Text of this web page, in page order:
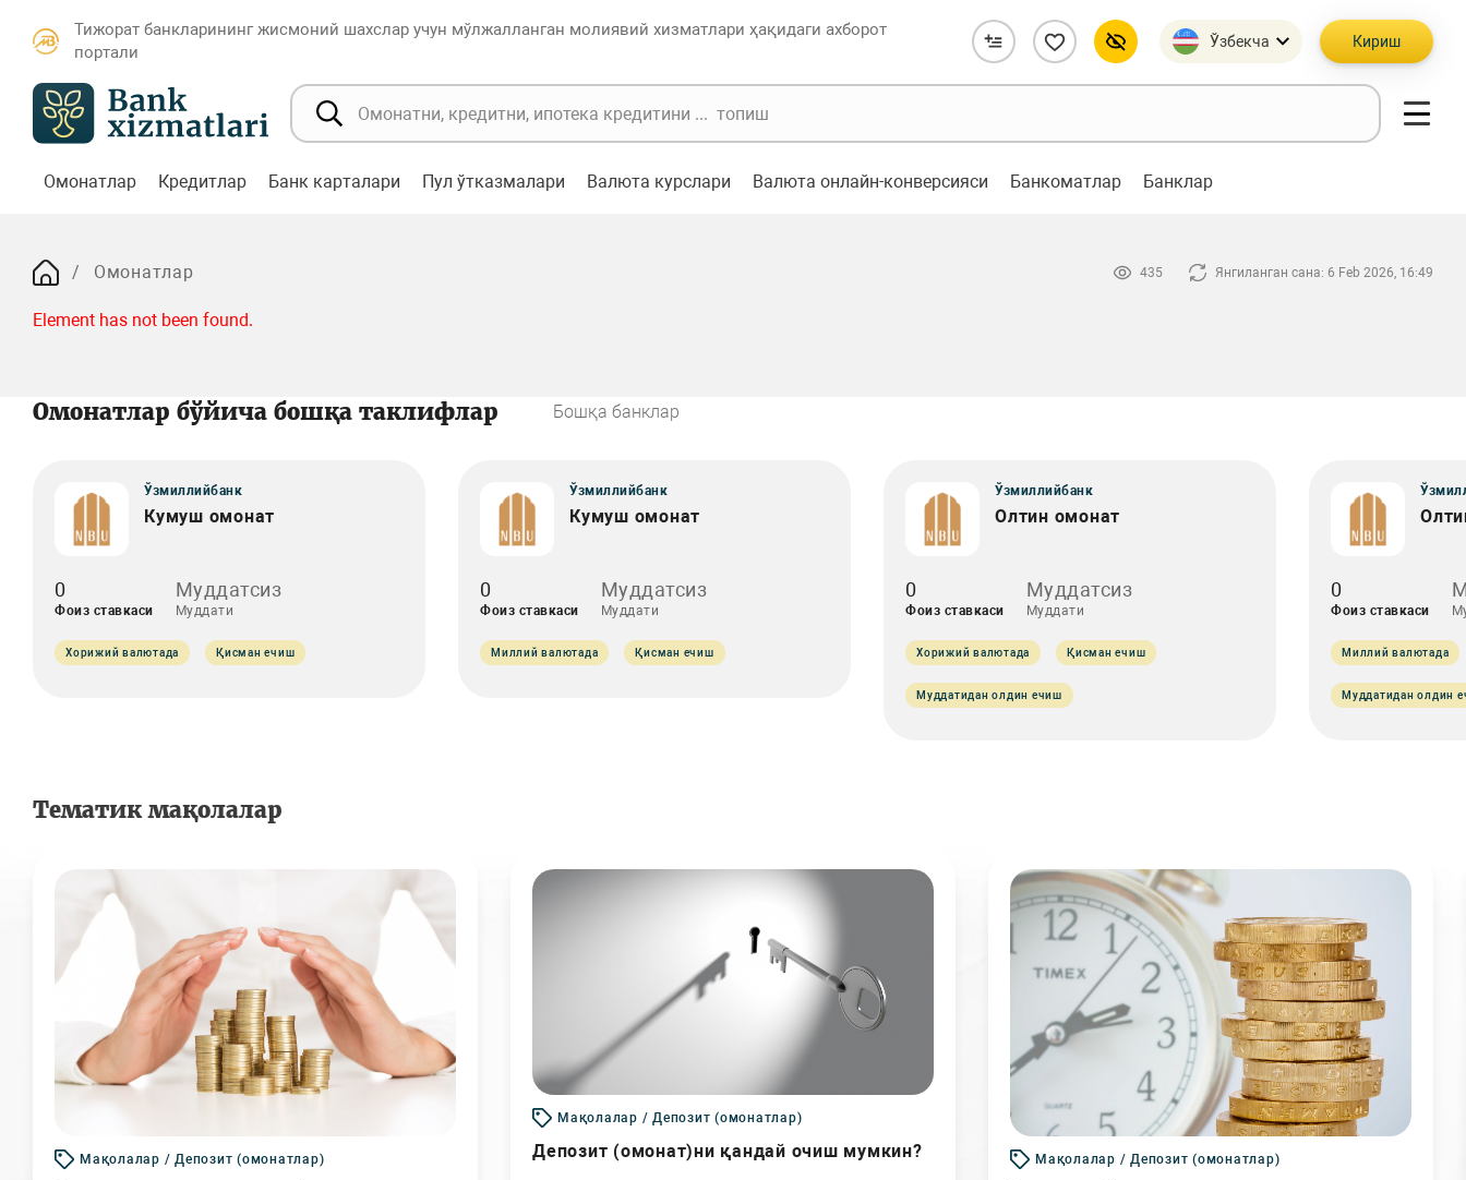
Тижорат банкларининг жисмоний шахслар учун мўлжалланган молиявий хизматлари ҳақидаги ахборот
портали
Ўзбекча Кириш
Омонатлар Кредитлар Банк карталари Пул ўтказмалари Валюта курслари Валюта онлайн-конверсияси Банкоматлар Банклар
Омонатлар 435 Янгиланган сана: 6 Feb 2026, 16:49
Element has not been found.
Омонатлар бўйича бошқа таклифлар Бошқа банклар
Ўзмиллийбанк
Кумуш омонат
0
Фоиз ставкаси
Муддатсиз
Муддати
Хорижий валютада Қисман ечиш
Ўзмиллийбанк
Кумуш омонат
0
Фоиз ставкаси
Муддатсиз
Муддати
Миллий валютада Қисман ечиш
Ўзмиллийбанк
Олтин омонат
0
Фоиз ставкаси
Муддатсиз
Муддати
Хорижий валютада Қисман ечиш
Муддатидан олдин ечиш
0
Фоиз ставкаси
Миллий валютада
Муддатидан олдин
Тематик мақолалар
Мақолалар / Депозит (омонатлар)
Мақолалар / Депозит (омонатлар)
Депозит (омонат)ни қандай очиш мумкин? Мақолалар / Депозит (омонатлар)